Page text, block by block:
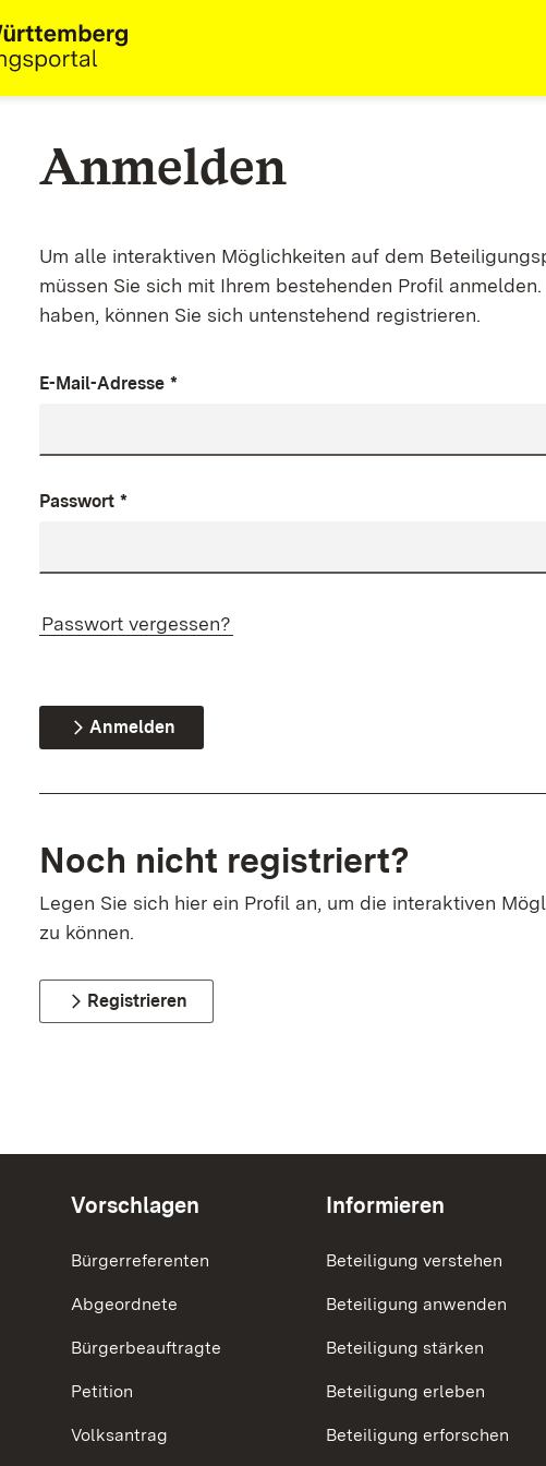
Anmelden
Um alle interaktiven Möglichkeiten auf dem
müssen Sie sich mit Ihrem bestehenden Profil
haben, können Sie sich untenstehend registrieren.
E-Mail-Adresse *
Passwort *
Passwort vergessen?
Anmelden
Noch nicht registriert?
Legen Sie sich hier ein Profil an, um die interaktiven
zu können.
Registrieren
Vorschlagen
Bürgerreferenten
Abgeordnete
Bürgerbeauftragte
Petition
Volksantrag
Informieren
Beteiligung verstehen
Beteiligung anwenden
Beteiligung stärken
Beteiligung erleben
Beteiligung erforschen